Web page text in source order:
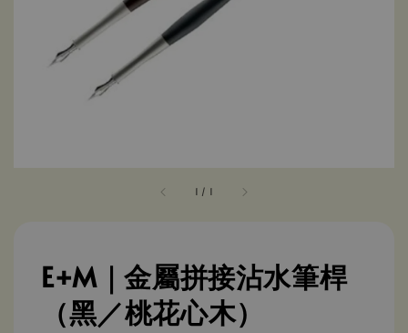
1 / 1
E+M｜金屬拼接沾水筆桿
（黑／桃花心木）